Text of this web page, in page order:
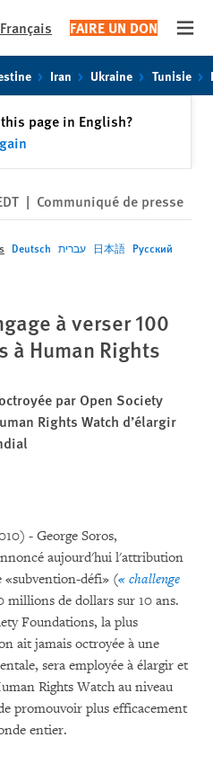
Français FAIRE UN DON
Iran Ukraine Tunisie
page in English?
| Communiqué de presse
Deutsch עברית 日本語 Русский
à verser 100
Human Rights
par Open Society
Rights Watch d’élargir
Partagez
- George Soros,
aujourd'hui l'attribution
«subvention-défi» (« challenge
de dollars sur 10 ans.
Foundations, la plus
ait jamais octroyée à une
sera employée à élargir et
Rights Watch au niveau
promouvoir plus efficacement
entier.